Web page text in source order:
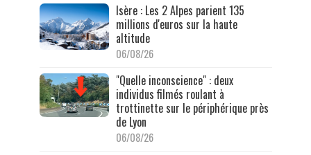
Isère : Les 2 Alpes parient 135
millions d'euros sur la haute
altitude
06/08/26
"Quelle inconscience" : deux
individus filmés roulant à
trottinette sur le périphérique près
de Lyon
06/08/26